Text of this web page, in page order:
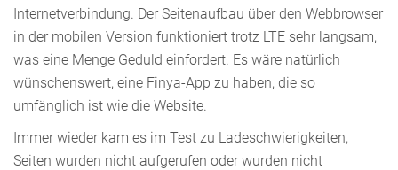
Internetverbindung. Der Seitenaufbau über den Webbrowser
in der mobilen Version funktioniert trotz LTE sehr langsam,
was eine Menge Geduld einfordert. Es wäre natürlich
wünschenswert, eine Finya-App zu haben, die so
umfänglich ist wie die Website.
Immer wieder kam es im Test zu Ladeschwierigkeiten,
Seiten wurden nicht aufgerufen oder wurden nicht